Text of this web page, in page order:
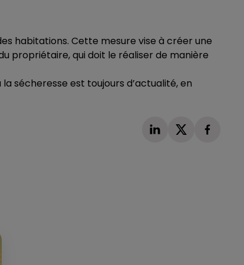
habitations. Cette mesure vise à créer une
propriétaire, qui doit le réaliser de manière
sécheresse est toujours d’actualité, en